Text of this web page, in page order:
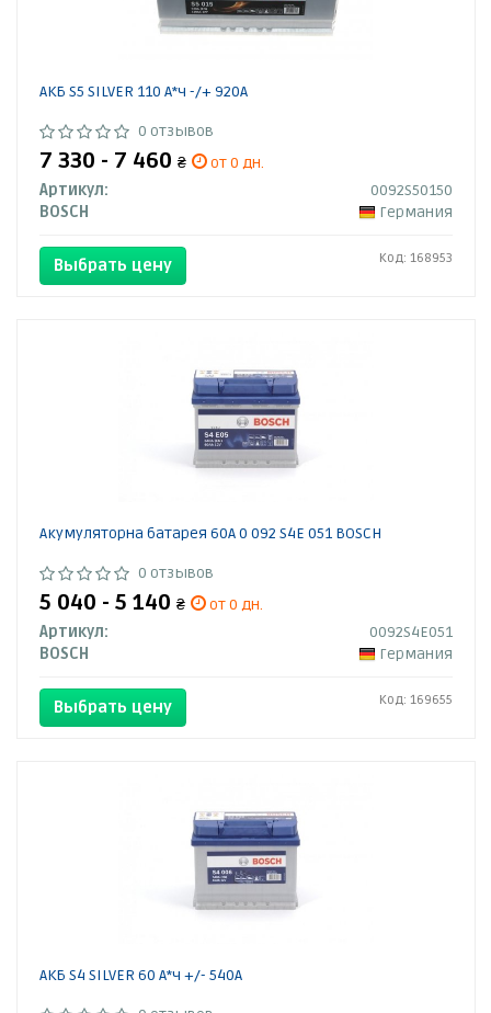
АКБ S5 SILVER 110 А*ч -/+ 920A
0 отзывов
7 330 - 7 460 ₴
от 0 дн.
Артикул:
0092S50150
BOSCH
Германия
Выбрать цену Код: 168953
Акумуляторна батарея 60А 0 092 S4E 051 BOSCH
0 отзывов
5 040 - 5 140 ₴
от 0 дн.
Артикул:
0092S4E051
BOSCH
Германия
Выбрать цену Код: 169655
АКБ S4 SILVER 60 А*ч +/- 540A